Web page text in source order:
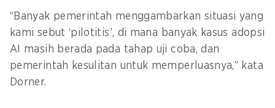
“Banyak pemerintah menggambarkan situasi yang
kami sebut ‘pilotitis’, di mana banyak kasus adopsi
AI masih berada pada tahap uji coba, dan
pemerintah kesulitan untuk memperluasnya,” kata
Dorner.